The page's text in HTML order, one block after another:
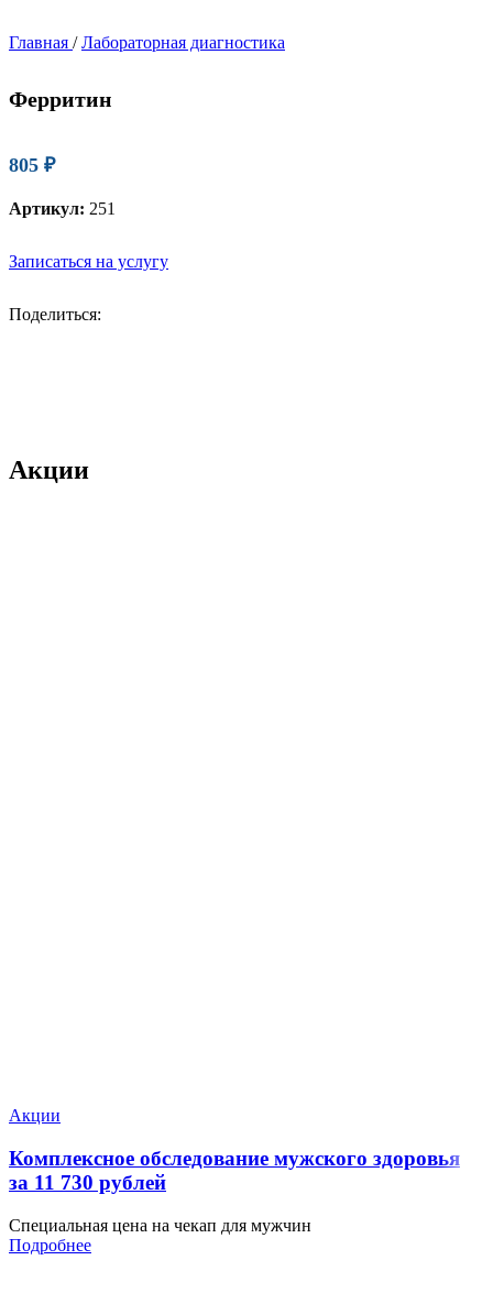
Главная / Лабораторная диагностика
Ферритин
805 ₽
Артикул: 251
Записаться на услугу
Поделиться:
Акции
Акции
Комплексное обследование мужского здоровья
за 11 730 рублей
Специальная цена на чекап для мужчин
Подробнее